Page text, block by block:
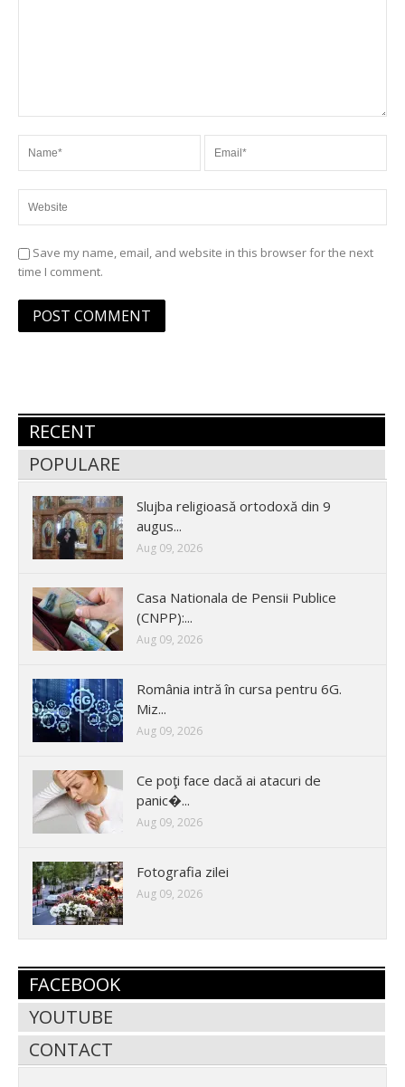
Save my name, email, and website in this browser for the next
time I comment.
RECENT
POPULARE
Slujba religioasă ortodoxă din 9
augus...
Aug 09, 2026
Casa Nationala de Pensii Publice
(CNPP):...
Aug 09, 2026
România intră în cursa pentru 6G.
Miz...
Aug 09, 2026
Ce poţi face dacă ai atacuri de
panic�...
Aug 09, 2026
Fotografia zilei
Aug 09, 2026
FACEBOOK
YOUTUBE
CONTACT